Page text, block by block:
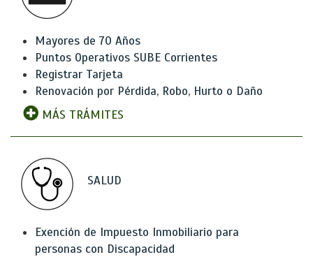
Mayores de 70 Años
Puntos Operativos SUBE Corrientes
Registrar Tarjeta
Renovación por Pérdida, Robo, Hurto o Daño
MÁS TRÁMITES
SALUD
Exención de Impuesto Inmobiliario para
personas con Discapacidad